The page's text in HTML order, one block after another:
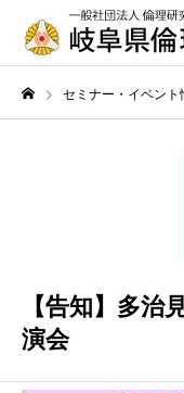
セミナー・イベント
【告知】多治
演会